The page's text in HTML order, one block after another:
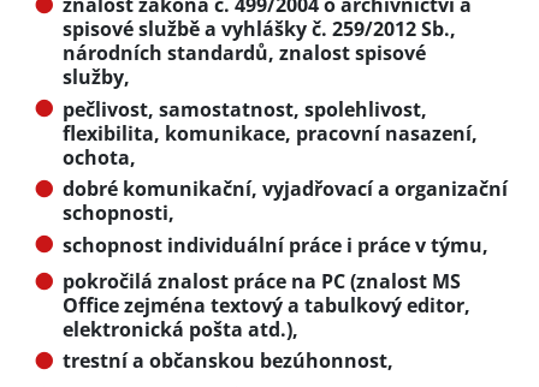
spisové službě a vyhlášky č. 259/2012 Sb.,
národních standardů, znalost spisové
služby,
pečlivost, samostatnost, spolehlivost,
flexibilita, komunikace, pracovní nasazení,
ochota,
dobré komunikační, vyjadřovací a organizační
schopnosti,
schopnost individuální práce i práce v týmu,
pokročilá znalost práce na PC (znalost MS
Office zejména textový a tabulkový editor,
elektronická pošta atd.),
trestní a občanskou bezúhonnost,